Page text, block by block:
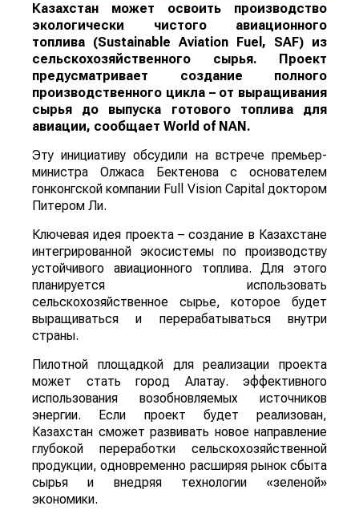
Казахстан может освоить производство
экологически чистого авиационного
топлива (Sustainable Aviation Fuel, SAF) из
сельскохозяйственного сырья. Проект
предусматривает создание полного
производственного цикла – от выращивания
сырья до выпуска готового топлива для
авиации, сообщает World of NAN .
Эту инициативу обсудили на встрече премьер-
министра Олжаса Бектенова с основателем
гонконгской компании Full Vision Capital доктором
Питером Ли.
Ключевая идея проекта – создание в Казахстане
интегрированной экосистемы по производству
устойчивого авиационного топлива. Для этого
планируется использовать
сельскохозяйственное сырье, которое будет
выращиваться и перерабатываться внутри
страны.
Пилотной площадкой для реализации проекта
может стать город Алатау. эффективного
использования возобновляемых источников
энергии. Если проект будет реализован,
Казахстан сможет развивать новое направление
глубокой переработки сельскохозяйственной
продукции, одновременно расширяя рынок сбыта
сырья и внедряя технологии «зеленой»
экономики.